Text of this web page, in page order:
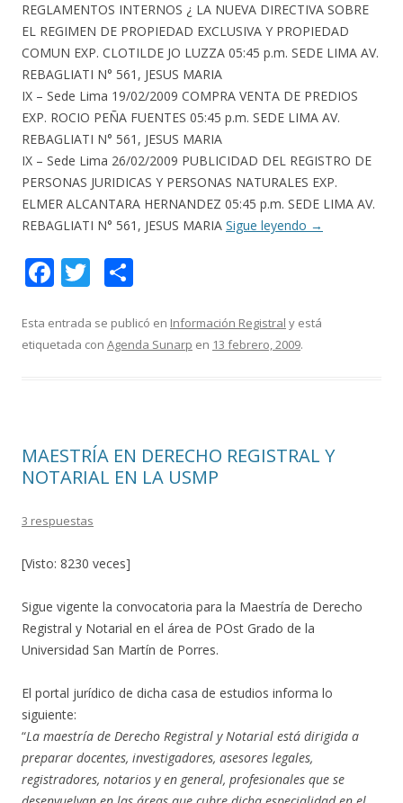
REGLAMENTOS INTERNOS ¿ LA NUEVA DIRECTIVA SOBRE
EL REGIMEN DE PROPIEDAD EXCLUSIVA Y PROPIEDAD
COMUN EXP. CLOTILDE JO LUZZA 05:45 p.m. SEDE LIMA AV.
REBAGLIATI N° 561, JESUS MARIA
IX – Sede Lima 19/02/2009 COMPRA VENTA DE PREDIOS
EXP. ROCIO PEÑA FUENTES 05:45 p.m. SEDE LIMA AV.
REBAGLIATI N° 561, JESUS MARIA
IX – Sede Lima 26/02/2009 PUBLICIDAD DEL REGISTRO DE
PERSONAS JURIDICAS Y PERSONAS NATURALES EXP.
ELMER ALCANTARA HERNANDEZ 05:45 p.m. SEDE LIMA AV.
REBAGLIATI N° 561, JESUS MARIA Sigue leyendo →
F
e
b
k
T
itt
er
m
p
r
Esta entrada se publicó en Información Registral y está
etiquetada con Agenda Sunarp en 13 febrero, 2009.
MAESTRÍA EN DERECHO REGISTRAL Y
NOTARIAL EN LA USMP
3 respuestas
[Visto: 8230 veces]
Sigue vigente la convocatoria para la Maestría de Derecho
Registral y Notarial en el área de POst Grado de la
Universidad San Martín de Porres.
El portal jurídico de dicha casa de estudios informa lo
siguiente:
“La maestría de Derecho Registral y Notarial está dirigida a
preparar docentes, investigadores, asesores legales,
registradores, notarios y en general, profesionales que se